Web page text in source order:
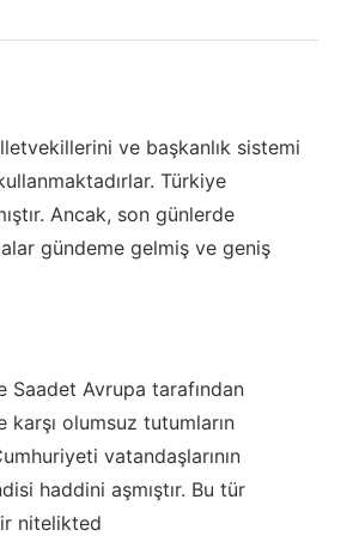
ve başkanlık sistemi
Türkiye
Ancak, son günlerde
gündeme gelmiş ve geniş
Saadet Avrupa tarafından
karşı olumsuz tutumların
vatandaşlarının
haddini aşmıştır. Bu tür
nitelikted